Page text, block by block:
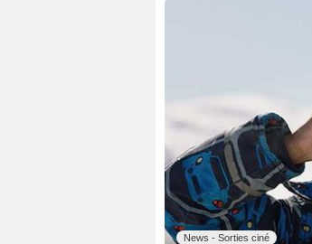
News - Sorties ciné